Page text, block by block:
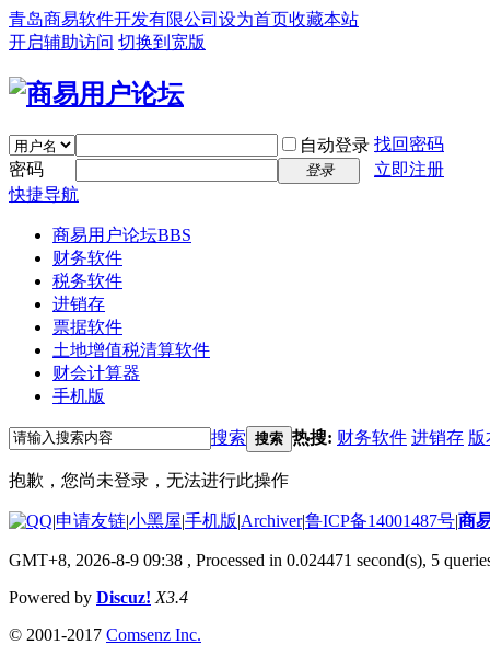
青岛商易软件开发有限公司 设为首页收藏本站
开启辅助访问 切换到宽版
自动登录 找回密码
密码
登录
立即注册
快捷导航
商易用户论坛BBS
财务软件
税务软件
进销存
票据软件
土地增值税清算软件
财会计算器
手机版
搜索 搜索 热搜: 财务软件 进销存 版
抱歉，您尚未登录，无法进行此操作
|申请友链|小黑屋|手机版|Archiver|鲁ICP备14001487号|商
GMT+8, 2026-8-9 09:38 , Processed in 0.024471 second(s), 5
Powered by Discuz! X3.4
© 2001-2017 Comsenz Inc.